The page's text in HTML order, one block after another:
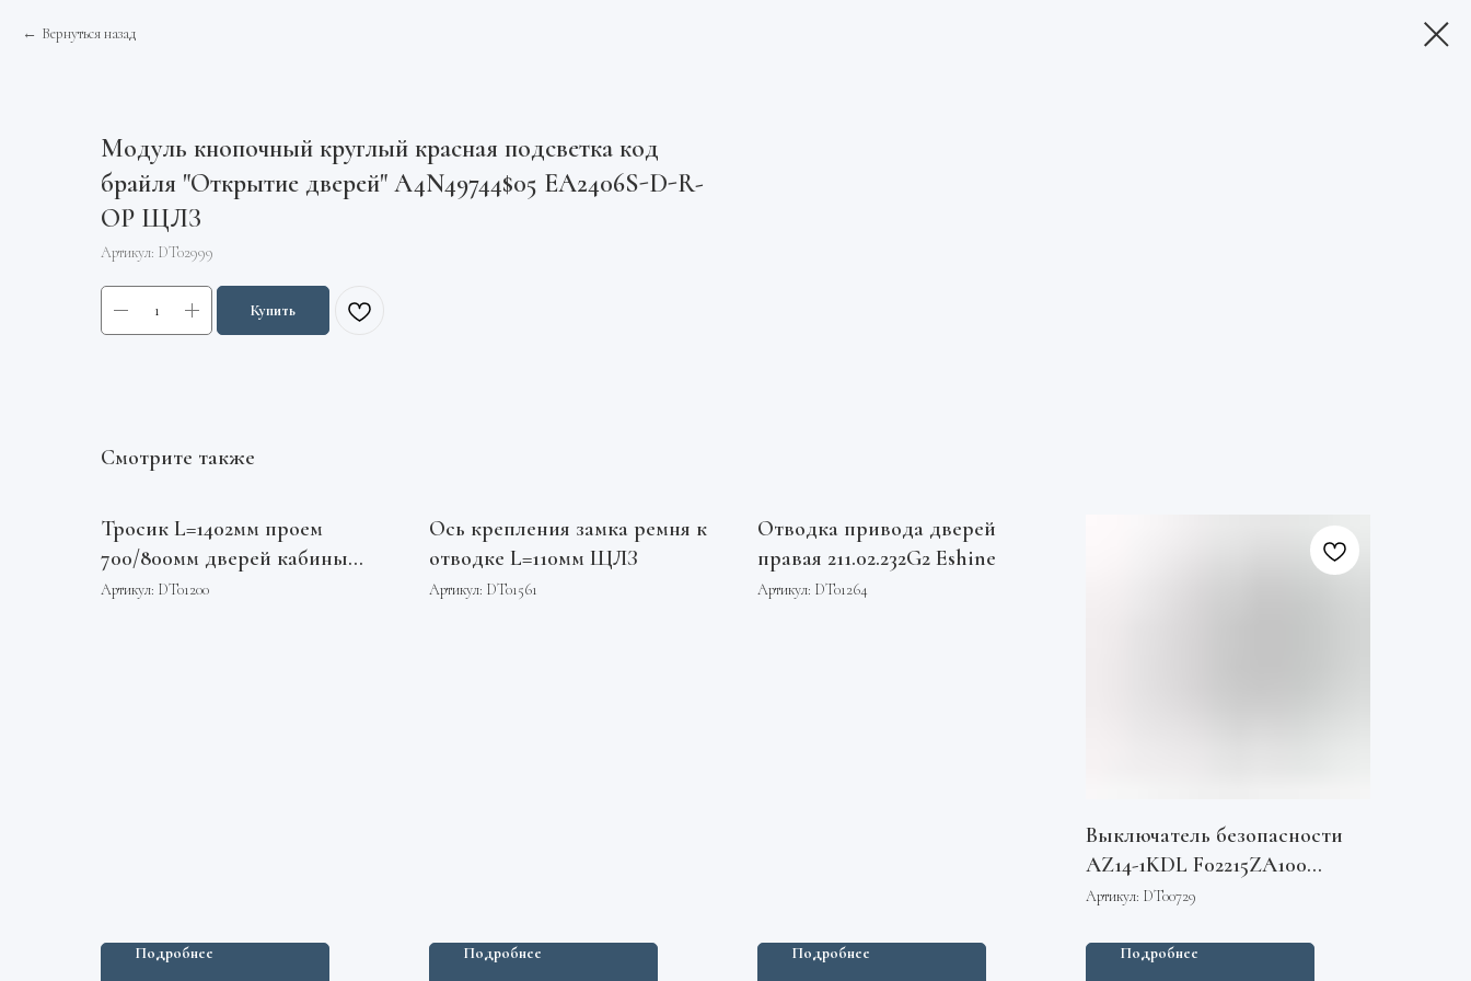
Вернуться назад
Модуль кнопочный круглый красная подсветка код
брайля "Открытие дверей" A4N49744$05 EA2406S-D-R-
OP ЩЛЗ
Артикул: DT02999
Купить
Смотрите также
Тросик L=1402мм проем
700/800мм дверей кабины
Europa 2000/01
Артикул: DT01200
Подробнее
Ось крепления замка ремня к
отводке L=110мм ЩЛЗ
Артикул: DT01561
Подробнее
Отводка привода дверей
правая 211.02.232G2 Eshine
Артикул: DT01264
Подробнее
Выключатель безопасности
AZ14-1KDL F02215ZA100
FAA5393A2 Otis
Артикул: DT00729
Подробнее